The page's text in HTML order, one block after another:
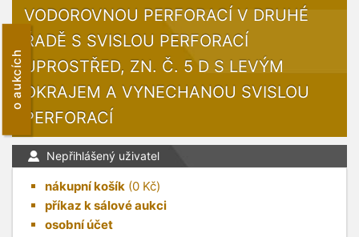
o aukcích
VODOROVNOU PERFORACÍ V DRUHÉ
ŘADĚ S SVISLOU PERFORACÍ
UPROSTŘED, ZN. Č. 5 D S LEVÝM
OKRAJEM A VYNECHANOU SVISLOU
PERFORACÍ
Nepřihlášený uživatel
nákupní košík (0 Kč)
příkaz k sálové aukci
osobní účet